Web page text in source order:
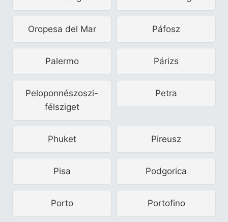
Oropesa del Mar Páfosz
Palermo Párizs
Peloponnészoszi-
félsziget
Petra
Phuket Pireusz
Pisa Podgorica
Porto Portofino